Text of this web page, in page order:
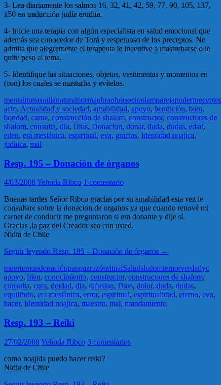
3- Lea diariamente los salmos 16, 32, 41, 42, 59, 77, 90, 105, 137,
150 en traducción judía erudita.
4- Inicie una terapia con algún especialista en salud emocional que
además sea conocedor de Torá y respetuoso de los preceptos. No
admita que alegremente el terapeuta le incentive a masturbarse o le
quite peso al tema.
5- Identifique las situaciones, objetos, vestimentas y momentos en
(con) los cuales se masturba y evítelos.
mentalmetasmilanaturalnormaobraobrasocioolamparejapoderprecepto
acto, Actualidad y sociedad, amabilidad, apoyo, bendición, bien,
bondad, carne, construcción de shalom, constructor, constructores de
shalom, consulta, dia, Dios, Donacion, donar, duda, dudas, edad,
eden, era mesiánica, espiritual, eva, gracias, Identidad noajica,
judaica, mal
Resp. 195 – Donación de órganos
4/03/2008Yehuda Ribco 1 comentario
Buenas tardes Señor Ribco gracias por su amabilidad esta vez le
consultare sobre la donacion de organos ya que cuando renové mi
carnet de conducir me preguntaron si era donante y dije sí.
Gracias ,la paz del Creador sea con usted.
Nidia de Chile
Seguir leyendo Resp. 195 – Donación de órganos →
muertemundonaciónpanpazrazónritualSaludshalomtemorverdadyo
apoyo, bien, conocimiento, constructor, constructores de shalom,
consulta, cura, deidad, dia, difusion, Dios, dolor, duda, dudas,
equilibrio, era mesiánica, error, espiritual, espiritualidad, eterno, eva,
hacer, Identidad noajica, maestro, mal, mandamiento
Resp. 193 – Reiki
27/02/2008Yehuda Ribco 3 comentarios
como noajida puedo hacer reiki?
Nidia de Chile